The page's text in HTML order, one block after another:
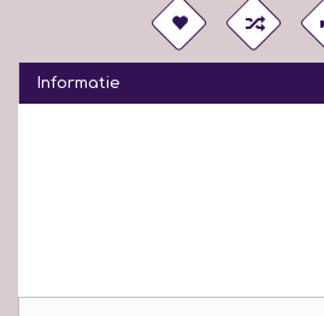
Informatie